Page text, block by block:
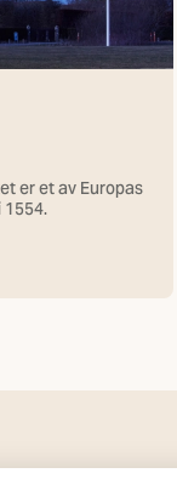
er et av Europas
1554.